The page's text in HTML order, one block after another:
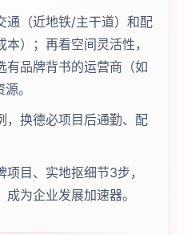
通（近地铁/主干道）和配
）；再看空间灵活性，
有品牌背书的运营商（如
。
，换德必项目后通勤、配
目、实地抠细节3步，
为企业发展加速器。